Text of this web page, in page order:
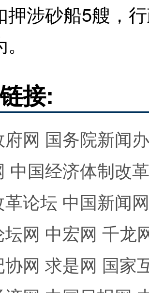
押涉砂船5艘，
接:
网 国务院新闻
中国经济体制改
论坛 中国新闻网
坛网 中宏网 千龙
网 求是网 国家